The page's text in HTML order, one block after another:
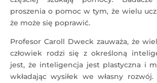
proszenia o pomoc w tym, że wielu
że może się poprawić.
Profesor Caroll Dweck zauważa, że
człowiek rodzi się z określoną
jest, że inteligencja jest plastyczna i
wkładając wysiłek we własny